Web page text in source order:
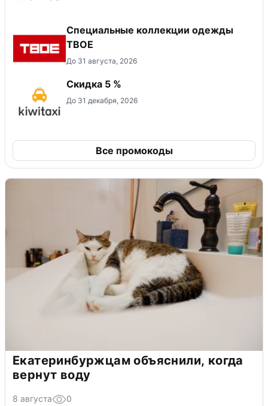
Специальные коллекции одежды
ТВОЕ
До 31 августа, 2026
Скидка 5 %
До 31 декабря, 2026
Все промокоды
Екатеринбуржцам объяснили, когда
вернут воду
8 августа 0